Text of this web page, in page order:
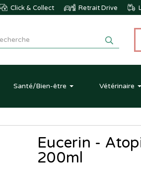
Click & Collect Retrait Drive
Santé/Bien-être Vétérinaire
Eucerin -
200ml